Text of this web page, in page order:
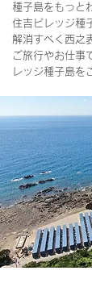
種子島をもっと
住吉ビレッジ種
解消すべく西之
ご旅行やお仕事
レッジ種子島を